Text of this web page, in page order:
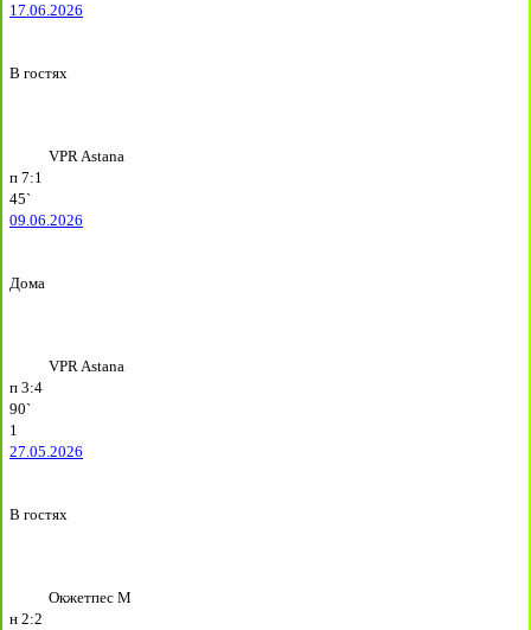
17.06.2026
В гостях
VPR Astana
п 7:1
45`
09.06.2026
Дома
VPR Astana
п 3:4
90`
1
27.05.2026
В гостях
Окжетпес М
н 2:2